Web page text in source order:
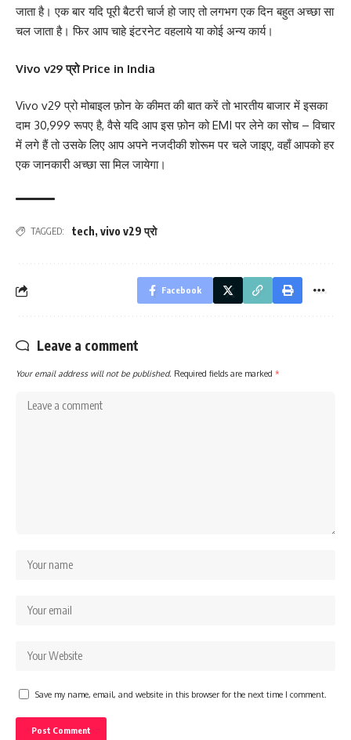
जाता है। एक बार यदि पूरी बैटरी चार्ज हो जाए तो लगभग एक दिन बहुत अच्छा सा
चल जाता है। फिर आप चाहे इंटरनेट वहलाये या कोई अन्य कार्य।
Vivo v29 प्रो Price in India
Vivo v29 प्रो मोबाइल फ़ोन के कीमत की बात करें तो भारतीय बाजार में इसका
दाम 30,999 रूपए है, वैसे यदि आप इस फ़ोन को EMI पर लेने का सोच – विचार
में लगे हैं तो उसके लिए आप अपने नजदीकी शोरूम पर चले जाइए, वहाँ आपको हर
एक जानकारी अच्छा सा मिल जायेगा।
TAGGED: tech, vivo v29 प्रो
Facebook
Leave a comment
Your email address will not be published. Required fields are marked *
Save my name, email, and website in this browser for the next time I comment.